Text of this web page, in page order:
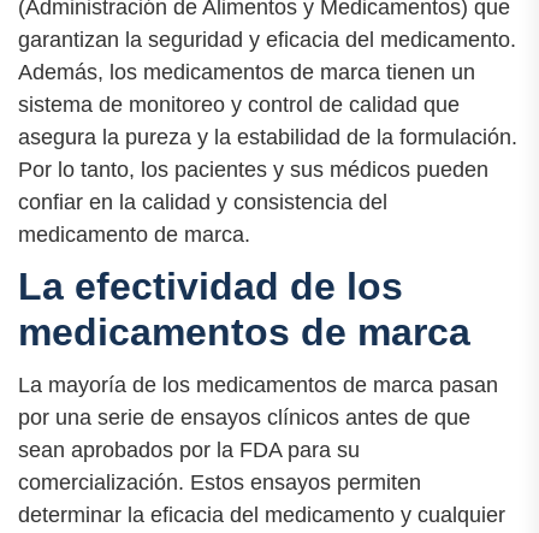
(Administración de Alimentos y Medicamentos) que
garantizan la seguridad y eficacia del medicamento.
Además, los medicamentos de marca tienen un
sistema de monitoreo y control de calidad que
asegura la pureza y la estabilidad de la formulación.
Por lo tanto, los pacientes y sus médicos pueden
confiar en la calidad y consistencia del
medicamento de marca.
La efectividad de los
medicamentos de marca
La mayoría de los medicamentos de marca pasan
por una serie de ensayos clínicos antes de que
sean aprobados por la FDA para su
comercialización. Estos ensayos permiten
determinar la eficacia del medicamento y cualquier